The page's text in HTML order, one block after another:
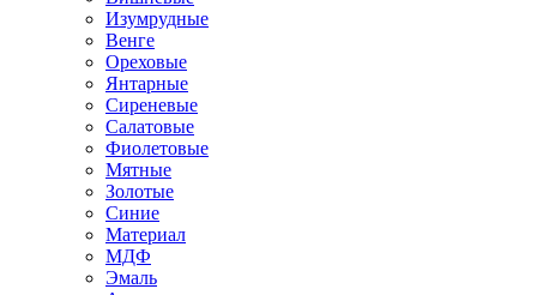
Изумрудные
Венге
Ореховые
Янтарные
Сиреневые
Салатовые
Фиолетовые
Мятные
Золотые
Синие
Материал
МДФ
Эмаль